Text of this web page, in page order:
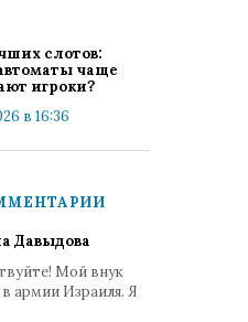
слотов:
чаще
игроки?
в 16:36
Давыдова
Мой внук
армии Израиля. Я